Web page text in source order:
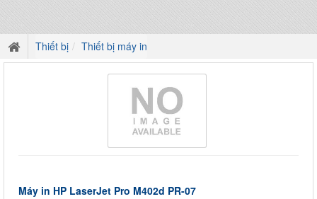
Thiết bị Thiết bị máy in
Máy in HP LaserJet Pro M402d PR-07